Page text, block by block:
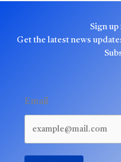
Sign
Get the latest news
Email